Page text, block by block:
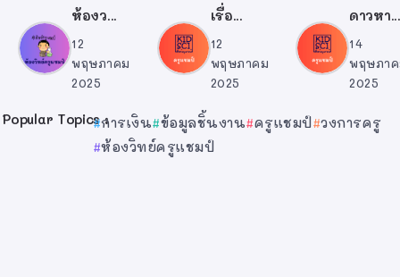
ห้องว...
12
พฤษภาคม
2025
เรื่อ...
12
พฤษภาคม
2025
ดาวหา...
14
พฤษภา
2025
Popular Topics :การเงิน ข้อมูลชิ้นงาน ครูแชมป์
วงการครู
ห้องวิทย์ครูแชมป์